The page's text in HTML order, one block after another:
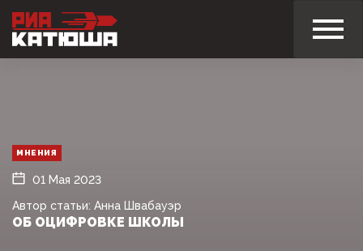
МНЕНИЯ
01 Мая 2023
Автор статьи: Анна Швабауэр
ОБ ОЦИФРОВКЕ ШКОЛЫ